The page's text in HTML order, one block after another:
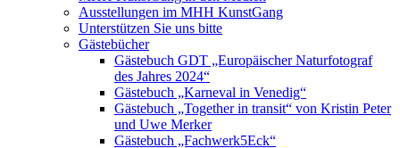
Ausstellungen im MHH KunstGang
Unterstützen Sie uns bitte
Gästebücher
Gästebuch GDT „Europäischer Naturfotograf
des Jahres 2024“
Gästebuch „Karneval in Venedig“
Gästebuch „Together in transit“ von Kristin Peter
und Uwe Merker
Gästebuch „Fachwerk5Eck“